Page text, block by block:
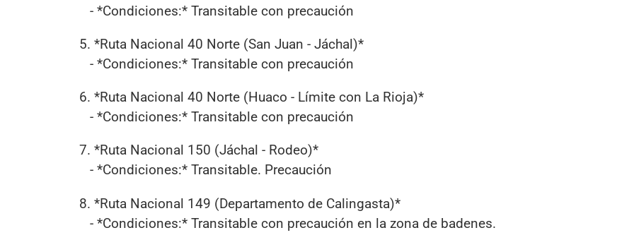
- *Condiciones:* Transitable con precaución
5. *Ruta Nacional 40 Norte (San Juan - Jáchal)*
- *Condiciones:* Transitable con precaución
6. *Ruta Nacional 40 Norte (Huaco - Límite con La Rioja)*
- *Condiciones:* Transitable con precaución
7. *Ruta Nacional 150 (Jáchal - Rodeo)*
- *Condiciones:* Transitable. Precaución
8. *Ruta Nacional 149 (Departamento de Calingasta)*
- *Condiciones:* Transitable con precaución en la zona de badenes.